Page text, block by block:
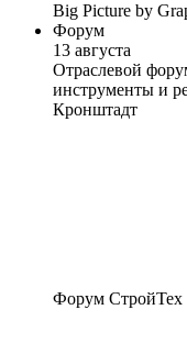
Big Picture by
Форум
13 августа
Отраслевой
инструменты и
Кронштадт
Форум СтройТех